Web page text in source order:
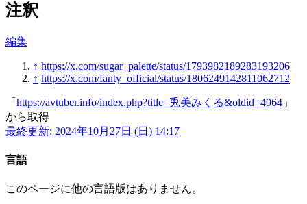
注釈
編集
↑ https://x.com/sugar_palette/status/1793982189283193206
↑ https://x.com/fanty_official/status/1806249142811062712
「 https://avtuber.info/index.php?title=兎美みくる&oldid=4064 」
から取得
最終更新: 2024年10月27日 (日) 14:17
言語
このページに他の言語版はありません。